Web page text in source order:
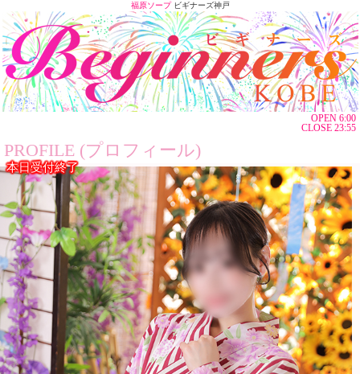
福原ソープ ビギナーズ神戸
OPEN 6:00
CLOSE 23:55
PROFILE (プロフィール)
本日受付終了